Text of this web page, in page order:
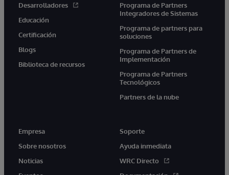
Desarrolladores
Educación
Certificación
Blogs
Biblioteca de recursos
Programa de Partners
Integradores de Sistemas
Programa de partners para
soluciones
Programa de Partners de
Implementación
Programa de Partners
Tecnológicos
Partners de la nube
Empresa
Sobre nosotros
Noticias
Soporte
Ayuda inmediata
WRC Directo